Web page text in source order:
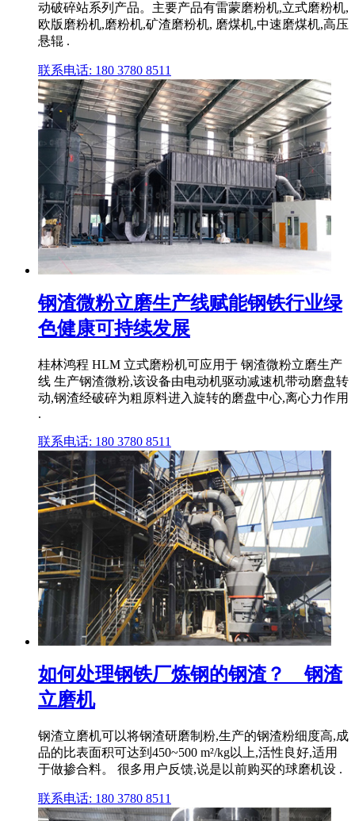
动破碎站系列产品。主要产品有雷蒙磨粉机,立式磨粉机,
欧版磨粉机,磨粉机,矿渣磨粉机, 磨煤机,中速磨煤机,高压
悬辊 .
联系电话: 180 3780 8511
钢渣微粉立磨生产线赋能钢铁行业绿
色健康可持续发展
桂林鸿程 HLM 立式磨粉机可应用于 钢渣微粉立磨生产
线 生产钢渣微粉,该设备由电动机驱动减速机带动磨盘转
动,钢渣经破碎为粗原料进入旋转的磨盘中心,离心力作用
.
联系电话: 180 3780 8511
如何处理钢铁厂炼钢的钢渣？__钢渣
立磨机
钢渣立磨机可以将钢渣研磨制粉,生产的钢渣粉细度高,成
品的比表面积可达到450~500 m²/kg以上,活性良好,适用
于做掺合料。 很多用户反馈,说是以前购买的球磨机设 .
联系电话: 180 3780 8511